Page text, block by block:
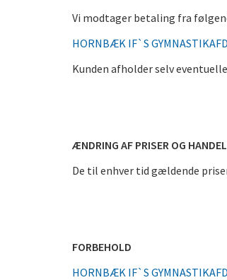
Vi modtager betaling fra
HORNBÆK IF`S
Kunden afholder selv
ÆNDRING AF PRISER OG
De til enhver tid gældende
FORBEHOLD
HORNBÆK IF`S